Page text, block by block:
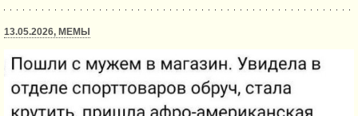
13.05.2026, МЕМЫ